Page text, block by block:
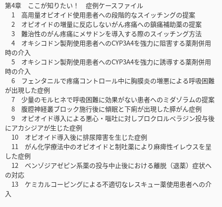
第4章 ここが知りたい！ 症例ケースファイル
1 高用量オピオイド使用患者への段階的なスイッチングの提案
2 オピオイドの増量に反応しないがん疼痛への鎮痛補助薬の提案
3 難治性のがん疼痛にメサドンを導入する際のスイッチング方法
4 オキシコドン製剤使用患者へのCYP3A4を強力に阻害する薬剤併用
時の介入
5 オキシコドン製剤使用患者へのCYP3A4を強力に誘導する薬剤併用
時の介入
6 フェンタニルで疼痛コントロール中に胸膜炎の増悪による呼吸困難
が出現した症例
7 少量のモルヒネで呼吸困難に効果がない患者へのミダゾラムの提案
8 腹腔神経叢ブロック施行後に傾眠と下痢が出現した膵がん症例
9 オピオイド導入による悪心・嘔吐に対しプロクロルペラジン投与後
にアカシジアが生じた症例
10 オピオイド導入後に排尿障害を生じた症例
11 がん化学療法中のオピオイドと制吐薬により麻痺性イレウスを呈
した症例
12 ベンゾジアゼピン系薬の投与中止後における離脱（退薬）症状へ
の対応
13 ケミカルコーピングによる不適切なレスキュー薬使用患者への介
入